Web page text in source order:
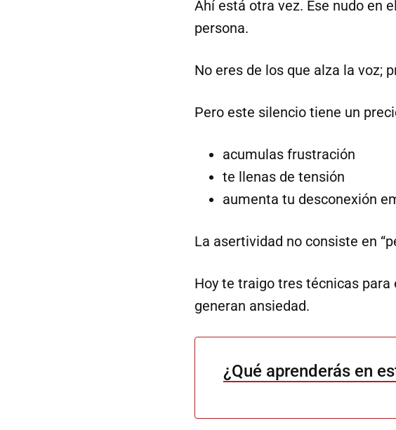
Ahí está otra vez. Ese nudo en
persona.
No eres de los que alza la voz;
Pero este silencio tiene un
acumulas frustración
te llenas de tensión
aumenta tu desconexión
La asertividad no consiste en
Hoy te traigo tres técnicas
generan ansiedad.
¿Qué aprenderás en